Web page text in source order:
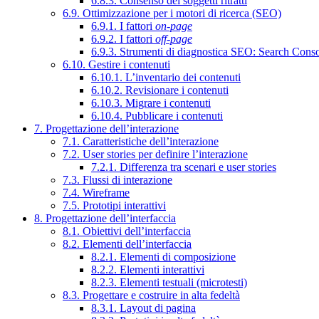
6.9. Ottimizzazione per i motori di ricerca (SEO)
6.9.1. I fattori on-page
6.9.2. I fattori off-page
6.9.3. Strumenti di diagnostica SEO: Search
6.10. Gestire i contenuti
6.10.1. L’inventario dei contenuti
6.10.2. Revisionare i contenuti
6.10.3. Migrare i contenuti
6.10.4. Pubblicare i contenuti
7. Progettazione dell’interazione
7.1. Caratteristiche dell’interazione
7.2. User stories per definire l’interazione
7.2.1. Differenza tra scenari e user stories
7.3. Flussi di interazione
7.4. Wireframe
7.5. Prototipi interattivi
8. Progettazione dell’interfaccia
8.1. Obiettivi dell’interfaccia
8.2. Elementi dell’interfaccia
8.2.1. Elementi di composizione
8.2.2. Elementi interattivi
8.2.3. Elementi testuali (microtesti)
8.3. Progettare e costruire in alta fedeltà
8.3.1. Layout di pagina